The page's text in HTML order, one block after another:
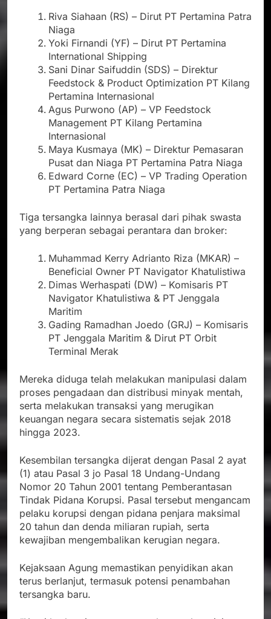
Riva Siahaan (RS) – Dirut PT Pertamina Patra
Niaga
Yoki Firnandi (YF) – Dirut PT Pertamina
International Shipping
Sani Dinar Saifuddin (SDS) – Direktur
Feedstock & Product Optimization PT Kilang
Pertamina Internasional
Agus Purwono (AP) – VP Feedstock
Management PT Kilang Pertamina
Internasional
Maya Kusmaya (MK) – Direktur Pemasaran
Pusat dan Niaga PT Pertamina Patra Niaga
Edward Corne (EC) – VP Trading Operation
PT Pertamina Patra Niaga
Tiga tersangka lainnya berasal dari pihak swasta
yang berperan sebagai perantara dan broker:
Muhammad Kerry Adrianto Riza (MKAR) –
Beneficial Owner PT Navigator Khatulistiwa
Dimas Werhaspati (DW) – Komisaris PT
Navigator Khatulistiwa & PT Jenggala
Maritim
Gading Ramadhan Joedo (GRJ) – Komisaris
PT Jenggala Maritim & Dirut PT Orbit
Terminal Merak
Mereka diduga telah melakukan manipulasi dalam
proses pengadaan dan distribusi minyak mentah,
serta melakukan transaksi yang merugikan
keuangan negara secara sistematis sejak 2018
hingga 2023.
Kesembilan tersangka dijerat dengan Pasal 2 ayat
(1) atau Pasal 3 jo Pasal 18 Undang-Undang
Nomor 20 Tahun 2001 tentang Pemberantasan
Tindak Pidana Korupsi. Pasal tersebut mengancam
pelaku korupsi dengan pidana penjara maksimal
20 tahun dan denda miliaran rupiah, serta
kewajiban mengembalikan kerugian negara.
Kejaksaan Agung memastikan penyidikan akan
terus berlanjut, termasuk potensi penambahan
tersangka baru.